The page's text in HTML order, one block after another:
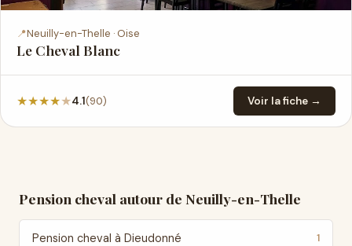
📍Neuilly-en-Thelle · Oise
Le Cheval Blanc
★★★★★4.1(90) Voir la fiche →
Pension cheval autour de Neuilly-en-Thelle
Pension cheval à Dieudonné 1